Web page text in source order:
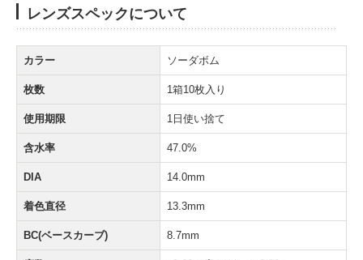
レンズスペックについて
カラー ソーダボム
枚数 1箱10枚入り
使用期限 1日使い捨て
含水率 47.0%
DIA 14.0mm
着色直径 13.3mm
BC(ベースカーブ) 8.7mm